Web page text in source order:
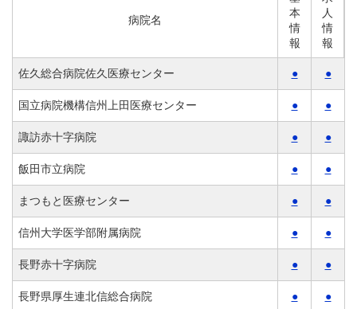
病院名
本
情
報
人
情
報
佐久総合病院佐久医療センター ● ●
国立病院機構信州上田医療センター ● ●
諏訪赤十字病院 ● ●
飯田市立病院 ● ●
まつもと医療センター ● ●
信州大学医学部附属病院 ● ●
長野赤十字病院 ● ●
長野県厚生連北信総合病院 ● ●